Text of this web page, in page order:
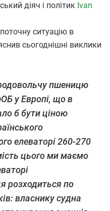
діяч і політик Ivan
ситуацію в
сьогоднішні виклики
пшеницю
у Европі, що в
б бути ціною
елеваторі 260-270
цього ми маємо
розходиться по
власнику судна